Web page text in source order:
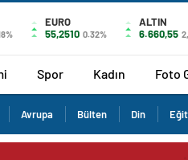
EURO
55,2510 0.32%
ALTIN
6.660,55
Spor Kadın Foto
Avrupa Bülten Din